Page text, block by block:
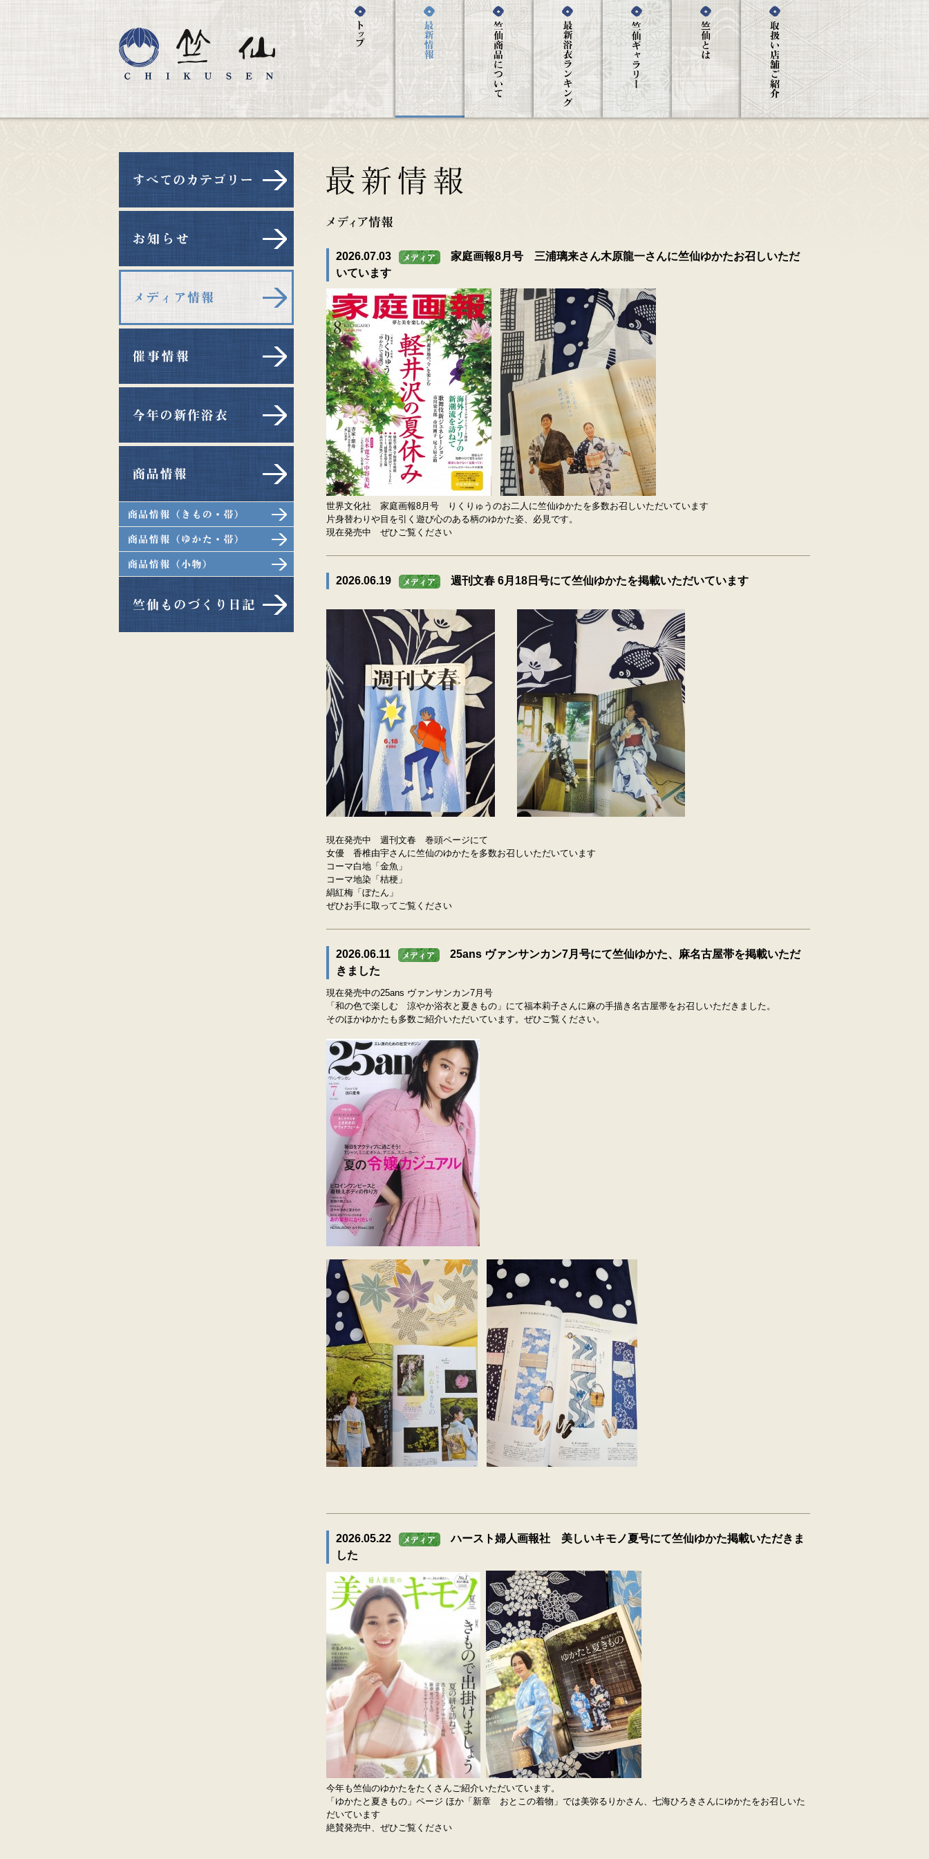
2026.07.03
家庭画報8月号 三浦璃来さん木原龍一さんに竺仙ゆかたお召しいただ
いています
世界文化社 家庭画報8月号 りくりゅうのお二人に竺仙ゆかたを多数お召しいただいています
片身替わりや目を引く遊び心のある柄のゆかた姿、必見です。
現在発売中 ぜひご覧ください
2026.06.19 週刊文春 6月18日号にて竺仙ゆかたを掲載いただいています
現在発売中 週刊文春 巻頭ページにて
女優 香椎由宇さんに竺仙のゆかたを多数お召しいただいています
コーマ白地「金魚」
コーマ地染「桔梗」
絹紅梅「ぼたん」
ぜひお手に取ってご覧ください
2026.06.11
25ans ヴァンサンカン7月号にて竺仙ゆかた、麻名古屋帯を掲載いただ
きました
現在発売中の25ans ヴァンサンカン7月号
「和の色で楽しむ 涼やか浴衣と夏きもの」にて福本莉子さんに麻の手描き名古屋帯をお召しいただきました。
そのほかゆかたも多数ご紹介いただいています。ぜひご覧ください。
2026.05.22
ハースト婦人画報社 美しいキモノ夏号にて竺仙ゆかた掲載いただきま
した
今年も竺仙のゆかたをたくさんご紹介いただいています。
「ゆかたと夏きもの」ページ ほか「新章 おとこの着物」では美弥るりかさん、七海ひろきさんにゆかたをお召しいた
だいています
絶賛発売中、ぜひご覧ください